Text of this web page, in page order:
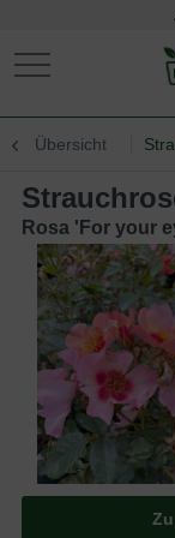
Übersicht
Rosa 'For your